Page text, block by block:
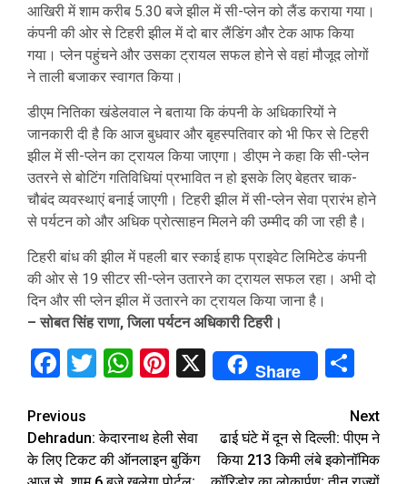
आखिरी में शाम करीब 5.30 बजे झील में सी-प्लेन को लैंड कराया गया।
कंपनी की ओर से टिहरी झील में दो बार लैंडिंग और टेक आफ किया
गया। प्लेन पहुंचने और उसका ट्रायल सफल होने से वहां मौजूद लोगों
ने ताली बजाकर स्वागत किया।
डीएम नितिका खंडेलवाल ने बताया कि कंपनी के अधिकारियों ने
जानकारी दी है कि आज बुधवार और बृहस्पतिवार को भी फिर से टिहरी
झील में सी-प्लेन का ट्रायल किया जाएगा। डीएम ने कहा कि सी-प्लेन
उतरने से बोटिंग गतिविधियां प्रभावित न हो इसके लिए बेहतर चाक-
चौबंद व्यवस्थाएं बनाई जाएगी। टिहरी झील में सी-प्लेन सेवा प्रारंभ होने
से पर्यटन को और अधिक प्रोत्साहन मिलने की उम्मीद की जा रही है।
टिहरी बांध की झील में पहली बार स्काई हाफ प्राइवेट लिमिटेड कंपनी
की ओर से 19 सीटर सी-प्लेन उतारने का ट्रायल सफल रहा। अभी दो
दिन और सी प्लेन झील में उतारने का ट्रायल किया जाना है।
– सोबत सिंह राणा, जिला पर्यटन अधिकारी टिहरी।
Facebook
Twitter
WhatsApp
Pinterest
X Share
Continue
Reading
Previous
Dehradun: केदारनाथ हेली सेवा
के लिए टिकट की ऑनलाइन बुकिंग
Next
ढाई घंटे में दून से दिल्ली: पीएम ने
किया 213 किमी लंबे इकोनॉमिक